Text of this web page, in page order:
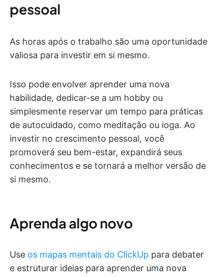
pessoal
As horas após o trabalho são uma oportunidade
valiosa para investir em si mesmo.
Isso pode envolver aprender uma nova
habilidade, dedicar-se a um hobby ou
simplesmente reservar um tempo para práticas
de autocuidado, como meditação ou ioga. Ao
investir no crescimento pessoal, você
promoverá seu bem-estar, expandirá seus
conhecimentos e se tornará a melhor versão de
si mesmo.
Aprenda algo novo
Use os mapas mentais do ClickUp para debater
e estruturar ideias para aprender uma nova